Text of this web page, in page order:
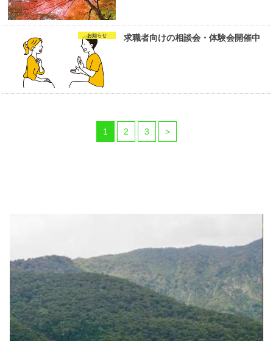
お知らせ 求職者向けの相談会・体験会開催中
1 2 3 >